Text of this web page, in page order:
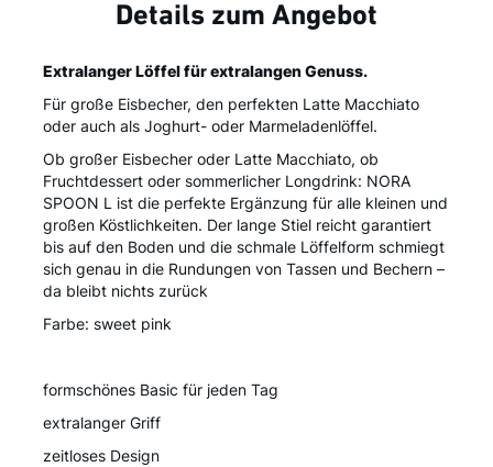
Details zum Angebot
Extralanger Löffel für extralangen Genuss.
Für große Eisbecher, den perfekten Latte Macchiato
oder auch als Joghurt- oder Marmeladenlöffel.
Ob großer Eisbecher oder Latte Macchiato, ob
Fruchtdessert oder sommerlicher Longdrink: NORA
SPOON L ist die perfekte Ergänzung für alle kleinen und
großen Köstlichkeiten. Der lange Stiel reicht garantiert
bis auf den Boden und die schmale Löffelform schmiegt
sich genau in die Rundungen von Tassen und Bechern –
da bleibt nichts zurück
Farbe: sweet pink
formschönes Basic für jeden Tag
extralanger Griff
zeitloses Design